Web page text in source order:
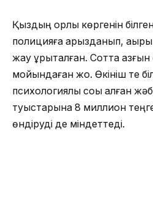
Қыздың қорлық көргенін
полицияға арызданып,
жау құрықталған. Сотта азғын
мойындаған жоқ. Өкініш те
психологиялық соққы алған
туыстарына 8 миллион
өндіруді де міндеттеді.